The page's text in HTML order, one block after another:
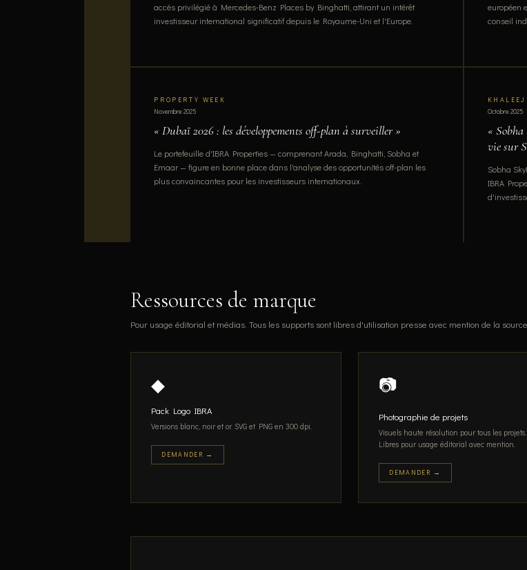
accès privilégié à Mercedes-Benz Places by Binghatti, attirant un intérêt
investisseur international significatif depuis le Royaume-Uni et l'Europe.
européen
conseil
PROPERTY WEEK
Novembre 2025
« Dubaï 2026 : les développements off-plan à surveiller »
Le portefeuille d'IBRA Properties — comprenant Arada, Binghatti, Sobha et
Emaar — figure en bonne place dans l'analyse des opportunités off-plan les
plus convaincantes pour les investisseurs internationaux.
Octobre 2025
«
vie sur
Sobha
IBRA
Ressources de marque
Pour usage éditorial et médias. Tous les supports sont libres d'utilisation presse avec mention de la source.
◆
Pack Logo IBRA
Versions blanc, noir et or. SVG et PNG en 300 dpi.
DEMANDER →
📷
Photographie de projets
Visuels haute résolution pour tous les projets.
Libres pour usage éditorial avec mention.
DEMANDER →